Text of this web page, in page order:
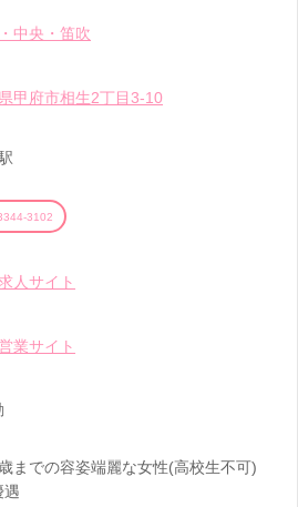
中央・笛吹
甲府市相生2丁目3-10
3102
人サイト
業サイト
までの容姿端麗な女性(高校生不可)
遇